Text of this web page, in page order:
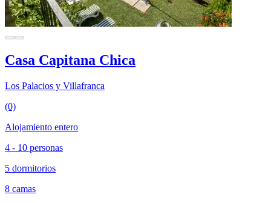
Casa Capitana Chica
Los Palacios y Villafranca
(0)
Alojamiento entero
4 - 10 personas
5 dormitorios
8 camas